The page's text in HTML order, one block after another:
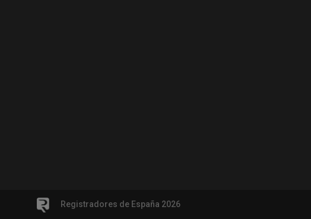
Registradores de España 2026